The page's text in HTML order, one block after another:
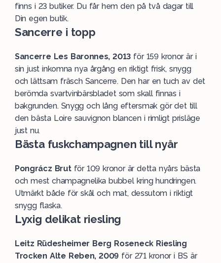
finns i 23 butiker. Du får hem den på två dagar till
Din egen butik.
Sancerre i topp
Sancerre Les Baronnes, 2013 för 159 kronor är i
sin just inkomna nya årgång en riktigt frisk, snygg
och lättsam fräsch Sancerre. Den har en tuch av det
berömda svartvinbärsbladet som skall finnas i
bakgrunden. Snygg och lång eftersmak gör det till
den bästa Loire sauvignon blancen i rimligt prisläge
just nu.
Bästa fuskchampagnen till nyår
Pongrácz Brut för 109 kronor är detta nyårs bästa
och mest champagnelika bubbel kring hundringen.
Utmärkt både för skål och mat, dessutom i riktigt
snygg flaska.
Lyxig delikat riesling
Leitz Rüdesheimer Berg Roseneck Riesling
Trocken Alte Reben, 2009 för 271 kronor i BS är